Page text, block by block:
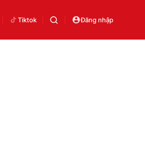
Tiktok Đăng nhập